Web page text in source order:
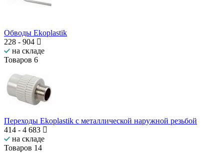
Обводы Ekoplastik
228 - 904
на складе
Товаров 6
Переходы Ekoplastik с металлической наружной резьбой
414 - 4 683
на складе
Товаров 14